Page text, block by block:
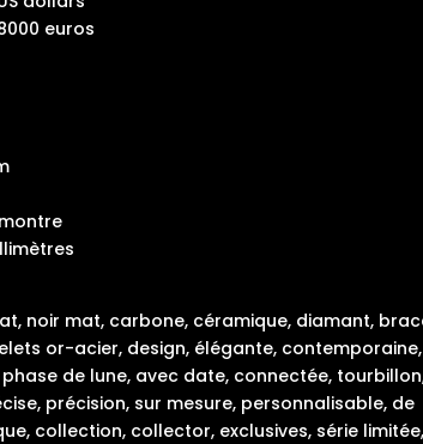
euros
noir mat, carbone, céramique, diamant,
or-acier, design, élégante, contemporaine,
de lune, avec date, connectée,
précision, sur mesure, personnalisable, de
collection, collector, exclusives, série